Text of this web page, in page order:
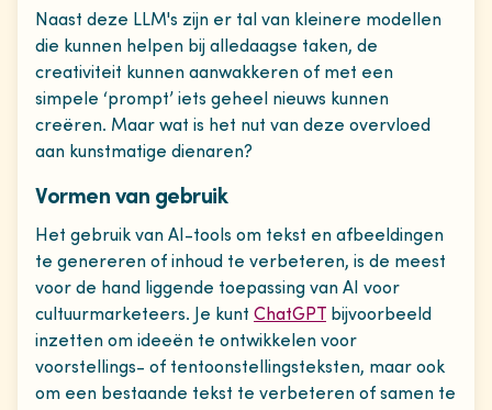
Naast deze LLM's zijn er tal van kleinere modellen
die kunnen helpen bij alledaagse taken, de
creativiteit kunnen aanwakkeren of met een
simpele ‘prompt’ iets geheel nieuws kunnen
creëren. Maar wat is het nut van deze overvloed
aan kunstmatige dienaren?
Vormen van gebruik
Het gebruik van AI-tools om tekst en afbeeldingen
te genereren of inhoud te verbeteren, is de meest
voor de hand liggende toepassing van AI voor
cultuurmarketeers. Je kunt ChatGPT
bijvoorbeeld
inzetten om ideeën te ontwikkelen voor
voorstellings- of tentoonstellingsteksten, maar ook
om een bestaande tekst te verbeteren of samen te